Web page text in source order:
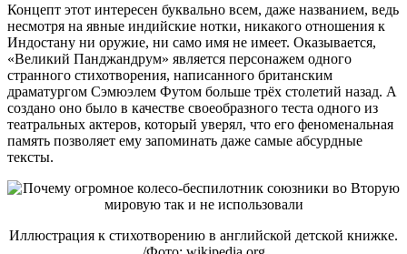
Концепт этот интересен буквально всем, даже названием, ведь
несмотря на явные индийские нотки, никакого отношения к
Индостану ни оружие, ни само имя не имеет. Оказывается,
«Великий Панджандрум» является персонажем одного
странного стихотворения, написанного британским
драматургом Сэмюэлем Футом больше трёх столетий назад. А
создано оно было в качестве своеобразного теста одного из
театральных актеров, который уверял, что его феноменальная
память позволяет ему запоминать даже самые абсурдные
тексты.
Иллюстрация к стихотворению в английской детской книжке.